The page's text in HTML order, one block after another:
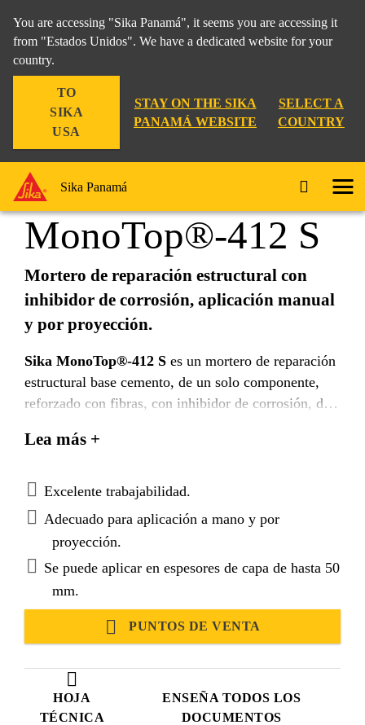
You are accessing "Sika Panamá", it seems you are accessing it
from "Estados Unidos". We have a dedicated website for your
country.
TO
SIKA
USA
STAY ON THE SIKA
PANAMÁ WEBSITE
SELECT A
COUNTRY
Sika Panamá
HOJA
TÉCNICA
ENSEÑA TODOS LOS
DOCUMENTOS
Sika
MonoTop®-412 S
Mortero de reparación estructural con
inhibidor de corrosión, aplicación manual
y por proyección.
Sika MonoTop®-412 S es un mortero de reparación
estructural base cemento, de un solo componente,
reforzado con fibras, con inhibidor de corrosión, de
altos espesores sin necesidad de cimbra. Cumple con
Lea más +
Excelente trabajabilidad.
Adecuado para aplicación a mano y por
proyección.
Se puede aplicar en espesores de capa de hasta 50
mm.
PUNTOS DE VENTA